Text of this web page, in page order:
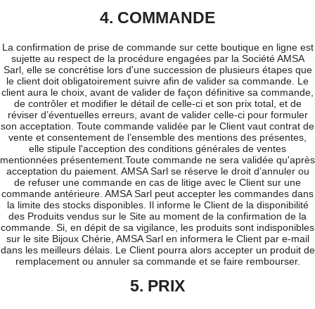
4. COMMANDE
La confirmation de prise de commande sur cette boutique en ligne est
sujette au respect de la procédure engagées par la Société AMSA
Sarl, elle se concrétise lors d'une succession de plusieurs étapes que
le client doit obligatoirement suivre afin de valider sa commande. Le
client aura le choix, avant de valider de façon définitive sa commande,
de contrôler et modifier le détail de celle-ci et son prix total, et de
réviser d’éventuelles erreurs, avant de valider celle-ci pour formuler
son acceptation. Toute commande validée par le Client vaut contrat de
vente et consentement de l’ensemble des mentions des présentes,
elle stipule l'acception des conditions générales de ventes
mentionnées présentement.Toute commande ne sera validée qu'après
acceptation du paiement. AMSA Sarl se réserve le droit d’annuler ou
de refuser une commande en cas de litige avec le Client sur une
commande antérieure. AMSA Sarl peut accepter les commandes dans
la limite des stocks disponibles. Il informe le Client de la disponibilité
des Produits vendus sur le Site au moment de la confirmation de la
commande. Si, en dépit de sa vigilance, les produits sont indisponibles
sur le site Bijoux Chérie, AMSA Sarl en informera le Client par e-mail
dans les meilleurs délais. Le Client pourra alors accepter un produit de
remplacement ou annuler sa commande et se faire rembourser.
5. PRIX